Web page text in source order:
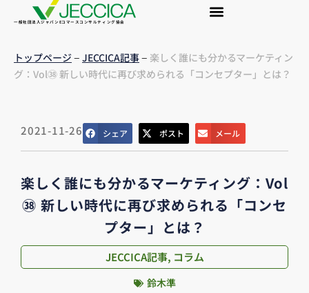
一般社団法人ジャパンEコマースコンサルティング協会
トップページ– JECCICA記事– 楽しく誰にも分かるマーケティン
グ：Vol㊳ 新しい時代に再び求められる「コンセプター」とは？
2021-11-26 シェア ポスト メール
楽しく誰にも分かるマーケティング：Vol
㊳ 新しい時代に再び求められる「コンセ
プター」とは？
JECCICA記事, コラム
鈴木準